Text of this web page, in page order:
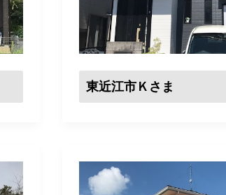
東近江市Ｋさま